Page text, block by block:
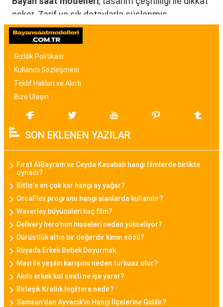
çeker. Zarif ve şık detaylarla süslenmiş
modellerden, spor ve günlük kullanıma uygun
olanlara kadar birçok seçenek mevcuttur. Renk,
malzeme ve tasarım özellikleriyle bayan saat
modelleri, kullanıcıların tarzına uygun seçenekler
sunar.
Teknolojinin gelişimi ile birlikte bayan akıllı saat
modelleri de popülerlik kazanmıştır. Bu modeller,
sadece zamanı göstermekle kalmayıp, fitness
takibi, çağrı bildirimleri, müzik kontrolü gibi
fonksiyonları da içinde barındırarak günümüz
kadınının aktif yaşam tarzına uygun bir seçenek
sunar.
Daniel Klein Bayan Saat
Daniel Klein, şıklık ve kaliteyi bir araya getiren
bayan saat modelleriyle bilinen bir markadır.
Minimalist tasarımları, zarif detayları ve kaliteli
malzemeleriyle Daniel Klein bayan saatleri,
kullanıcılarına tarz bir görünüm sunar.
Gizlilik Politikası
Kullanıcı Sözleşmesi
Teklif Hakları ve Alıntı
Bize Ulaşın
SON EKLENEN YAZILAR
Fırat AlBayram ve Ceyda Kasabalı hangi filmlerde birlikte
oynadı?
Bitlis'e en çok kar hangi ay yağar?
OrcaFlex programı hangi alanlarda kullanılır?
Waverley büyücüleri kaç film?
Delivery hero'nun hisseleri neden yükseliyor?
Dürüstlük altın bir değerdir kimin sözü?
Rüyada Erkek Bebek Doyurmak
Mavi ile yeşilin karışımı neden turkuaz olur?
Akıllı erkek kol saati ne işe yarar?
Birleşik Krallık İngiltere nedir?
Samsun'dan Ayvacık'ın Hangi İlçelerine Gidilir?